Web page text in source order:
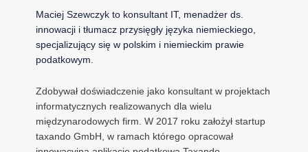
Maciej Szewczyk to konsultant IT, menadżer ds.
innowacji i tłumacz przysięgły języka niemieckiego,
specjalizujący się w polskim i niemieckim prawie
podatkowym.
Zdobywał doświadczenie jako konsultant w projektach
informatycznych realizowanych dla wielu
międzynarodowych firm. W 2017 roku założył startup
taxando GmbH, w ramach którego opracował